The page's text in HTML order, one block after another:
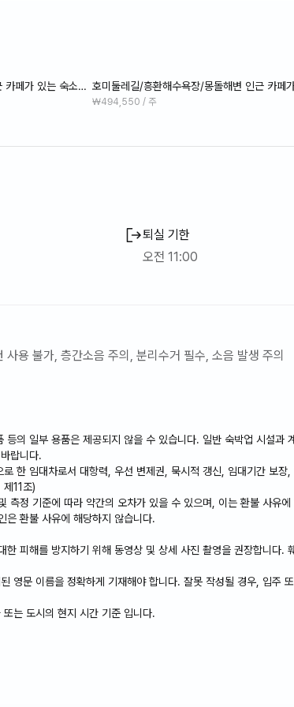
카페가 있는 숙소몽 호미둘레길/흥환해수욕장/몽돌해변 인근 카페
을
₩494,550 / 주
퇴실 기한
오전 11:00
용 불가, 층간소음 주의, 분리수거 필수, 소음 발생 주의
등의 일부 용품은 제공되지 않을 수 있습니다. 일반 숙박업 시설과
랍니다.
로 한 임대차로서 대항력, 우선 변제권, 묵시적 갱신, 임대기간 보장
11조)
측정 기준에 따라 약간의 오차가 있을 수 있으며, 이는 환불 사유에
은 환불 사유에 해당하지 않습니다.
한 피해를 방지하기 위해 동영상 및 상세 사진 촬영을 권장합니다.
영문 이름을 정확하게 기재해야 합니다. 잘못 작성될 경우, 입주
는 도시의 현지 시간 기준 입니다.